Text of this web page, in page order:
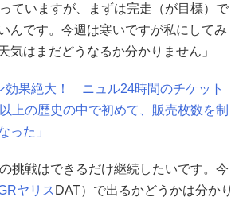
ていますが、まずは完走（が目標）で
んです。今週は寒いですが私にしてみ
気はまだどうなるか分かりません」
効果絶大！ ニュル24時間のチケット
上の歴史の中で初めて、販売枚数を制
った」
挑戦はできるだけ継続したいです。今
ヤリス DAT）で出るかどうかは分かり